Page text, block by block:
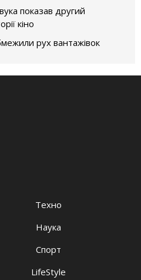
показав другий
кіно
рух вантажівок
Техно
Наука
Спорт
LifeStyle